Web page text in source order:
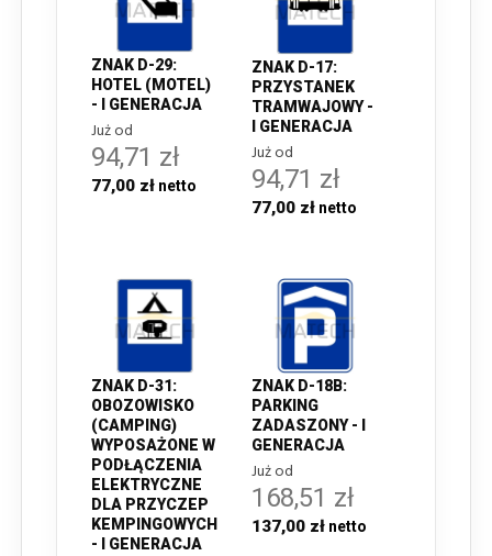
ZNAK D-29:
HOTEL (MOTEL)
- I GENERACJA
Już od
94,71 zł
77,00 zł
ZNAK D-17:
PRZYSTANEK
TRAMWAJOWY -
I GENERACJA
Już od
94,71 zł
77,00 zł
ZNAK D-31:
OBOZOWISKO
(CAMPING)
WYPOSAŻONE W
PODŁĄCZENIA
ELEKTRYCZNE
DLA PRZYCZEP
KEMPINGOWYCH
- I GENERACJA
ZNAK D-18B:
PARKING
ZADASZONY - I
GENERACJA
Już od
168,51 zł
137,00 zł